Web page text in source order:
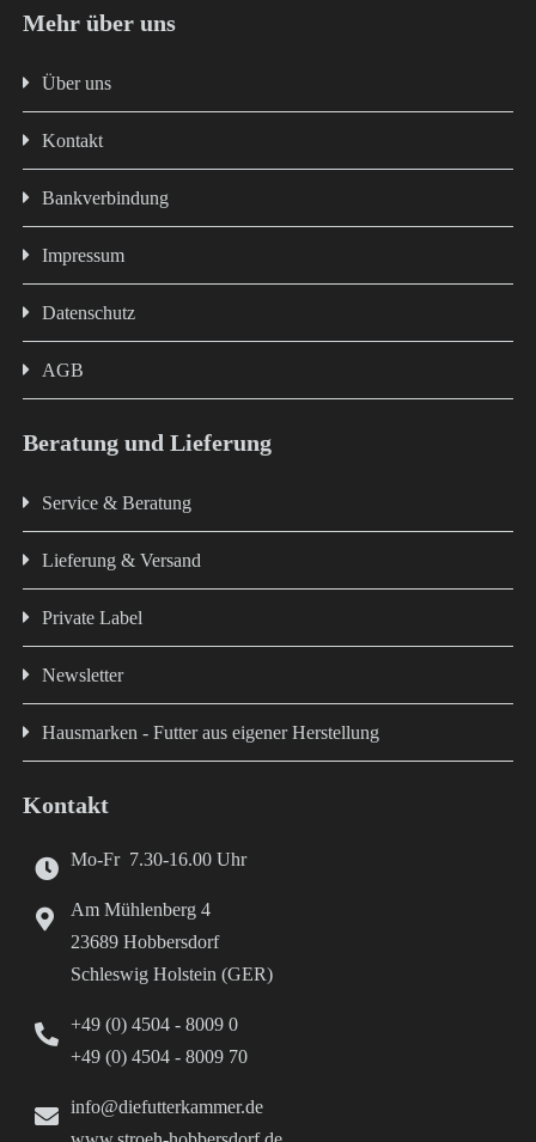
Mehr über uns
Über uns
Kontakt
Bankverbindung
Impressum
Datenschutz
AGB
Beratung und Lieferung
Service & Beratung
Lieferung & Versand
Private Label
Newsletter
Hausmarken - Futter aus eigener Herstellung
Kontakt
Mo-Fr 7.30-16.00 Uhr
Am Mühlenberg 4
23689 Hobbersdorf
Schleswig Holstein (GER)
+49 (0) 4504 - 8009 0
+49 (0) 4504 - 8009 70
info@diefutterkammer.de